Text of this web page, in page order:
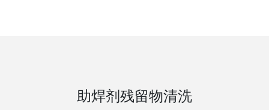
助焊剂残留物清洗